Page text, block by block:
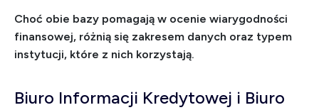
Choć obie bazy pomagają w ocenie wiarygodności
finansowej, różnią się zakresem danych oraz typem
instytucji, które z nich korzystają.
Biuro Informacji Kredytowej i Biuro